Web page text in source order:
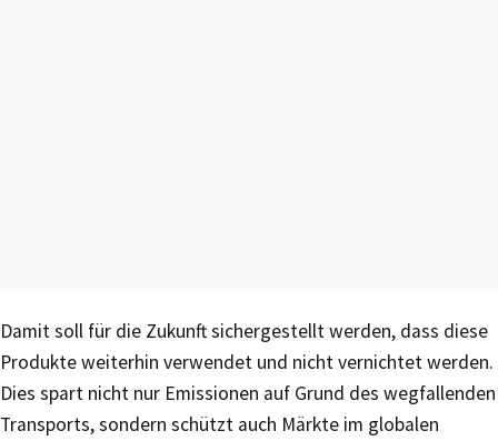
Damit soll für die Zukunft sichergestellt werden, dass diese
Produkte weiterhin verwendet und nicht vernichtet werden.
Dies spart nicht nur Emissionen auf Grund des wegfallenden
Transports, sondern schützt auch Märkte im globalen